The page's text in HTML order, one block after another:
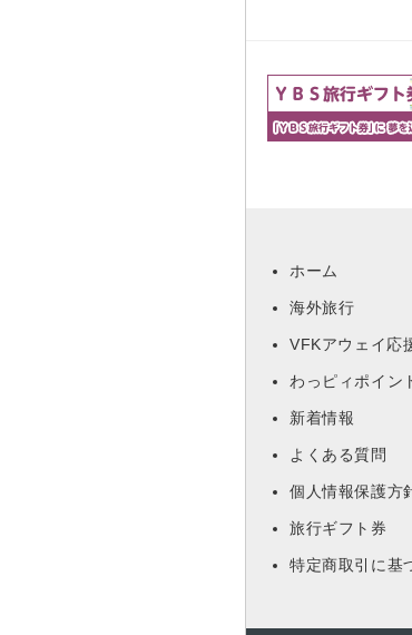
ホーム
海外旅行
VFKアウェイ応
わっピィポイン
新着情報
よくある質問
個人情報保護方
旅行ギフト券
特定商取引に基